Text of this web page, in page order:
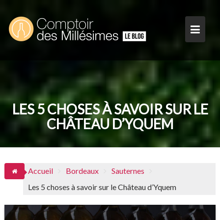
content
LES 5 CHOSES À SAVOIR SUR LE
CHÂTEAU D’YQUEM
Accueil Bordeaux
Sauternes
Les 5 choses à savoir sur le Château d’Yquem